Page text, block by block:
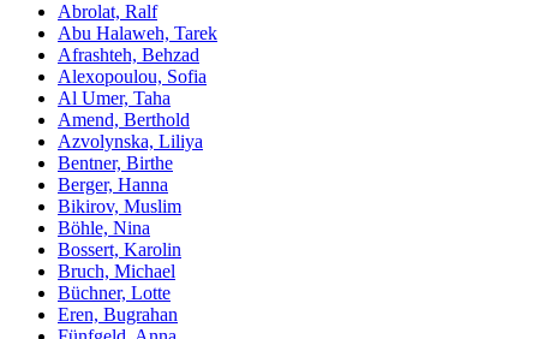
Abrolat, Ralf
Abu Halaweh, Tarek
Afrashteh, Behzad
Alexopoulou, Sofia
Al Umer, Taha
Amend, Berthold
Azvolynska, Liliya
Bentner, Birthe
Berger, Hanna
Bikirov, Muslim
Böhle, Nina
Bossert, Karolin
Bruch, Michael
Büchner, Lotte
Eren, Bugrahan